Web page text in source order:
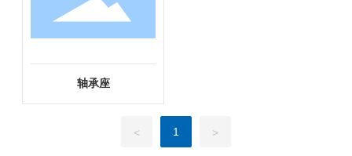
轴承座
< 1 >